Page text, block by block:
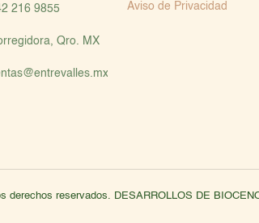
216 9855
Qro. MX
Aviso de Privacidad
derechos reservados. DESARROLLOS DE